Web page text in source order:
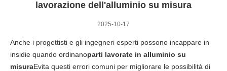
lavorazione dell'alluminio su misura
2025-10-17
Anche i progettisti e gli ingegneri esperti possono incappare in
insidie quando ordinanoparti lavorate in alluminio su
misuraEvita questi errori comuni per migliorare le possibilità di